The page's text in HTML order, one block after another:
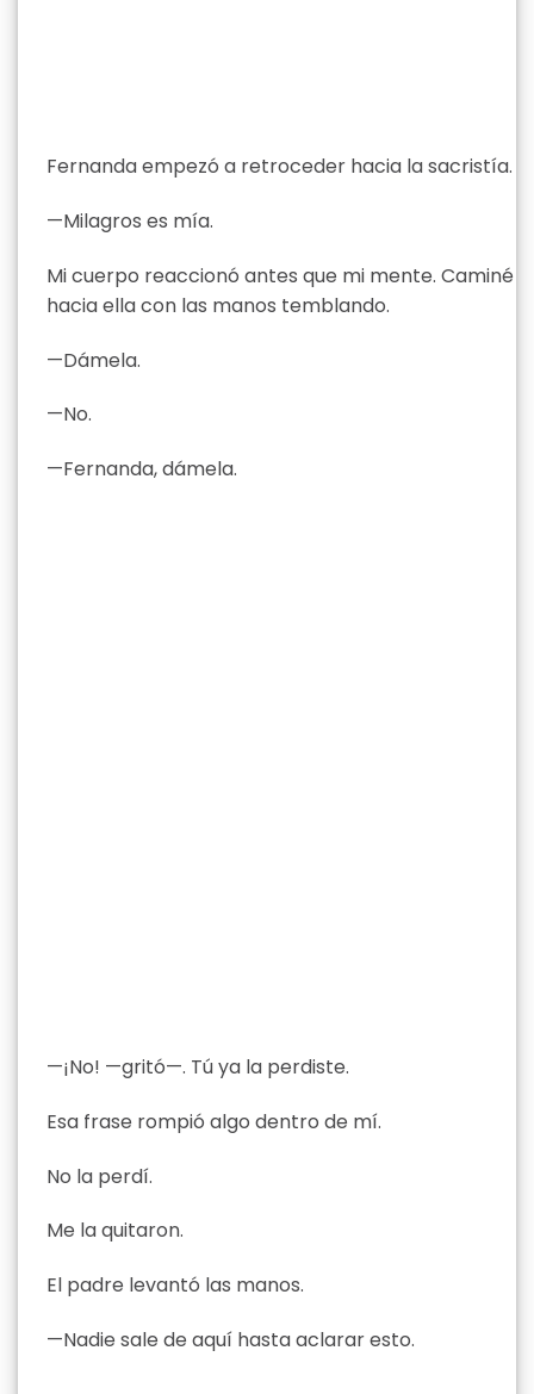
Fernanda empezó a retroceder hacia la sacristía.
—Milagros es mía.
Mi cuerpo reaccionó antes que mi mente. Caminé
hacia ella con las manos temblando.
—Dámela.
—No.
—Fernanda, dámela.
—¡No! —gritó—. Tú ya la perdiste.
Esa frase rompió algo dentro de mí.
No la perdí.
Me la quitaron.
El padre levantó las manos.
—Nadie sale de aquí hasta aclarar esto.